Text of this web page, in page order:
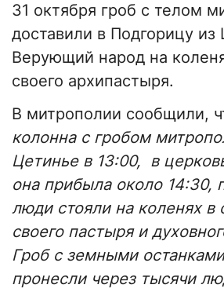
31 октября гроб с телом
доставили в Подгорицу из
Верующий народ на
своего архипастыря.
В митрополии сообщили,
колонна с гробом
Цетинье в 13:00, в
она прибыла около 14:30,
люди стояли на коленях в
своего пастыря и
Гроб с земными
пронесли через тысячи